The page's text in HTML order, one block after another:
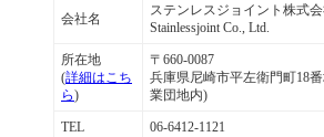
会社名
ステンレスジョイント株式
Stainlessjoint Co., Ltd.
所在地
(詳細はこち
ら)
〒660-0087
兵庫県尼崎市平左衛門町18
業団地内)
TEL 06-6412-1121